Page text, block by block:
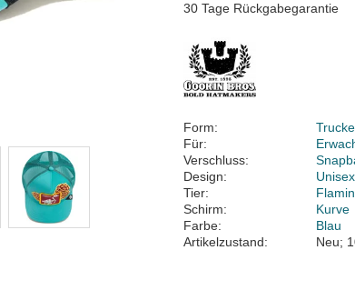
30 Tage Rückgabegarantie
Form:
Für:
Verschluss:
Design:
Unisex
Tier:
Schirm:
Kurve
Farbe:
Blau
Artikelzustand:
Neu;